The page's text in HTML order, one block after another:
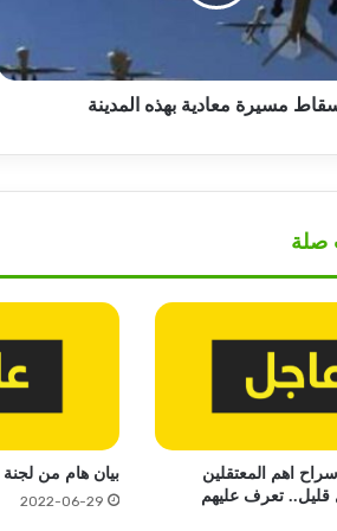
مسيرة معادية بهذه المدينة
صلة
اهم المعتقلين
قليل.. تعرف عليهم
بيان هام من لجنة
2022-06-29